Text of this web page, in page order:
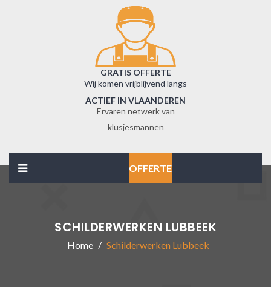
GRATIS OFFERTE
Wij komen vrijblijvend langs
ACTIEF IN VLAANDEREN
Ervaren netwerk van
klusjesmannen
OFFERTE
SCHILDERWERKEN LUBBEEK
Home Schilderwerken Lubbeek